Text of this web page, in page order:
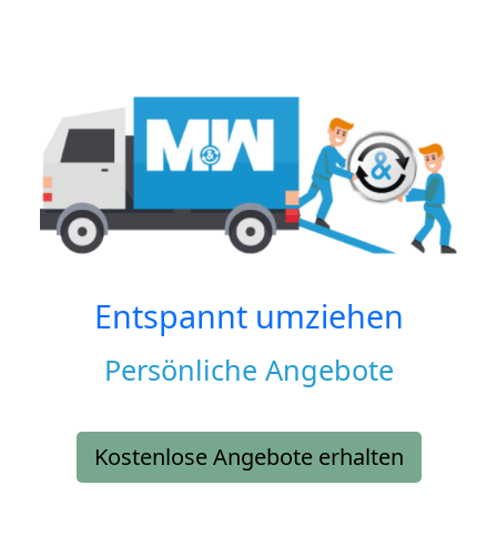
Entspannt umziehen
Persönliche Angebote
Kostenlose Angebote erhalten